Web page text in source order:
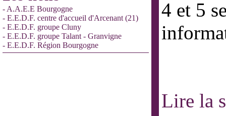
- A.A.E.E Bourgogne
- E.E.D.F. centre d'accueil d'Arcenant (21)
- E.E.D.F. groupe Cluny
- E.E.D.F. groupe Talant - Granvigne
- E.E.D.F. Région Bourgogne
4 et 5
Lire la